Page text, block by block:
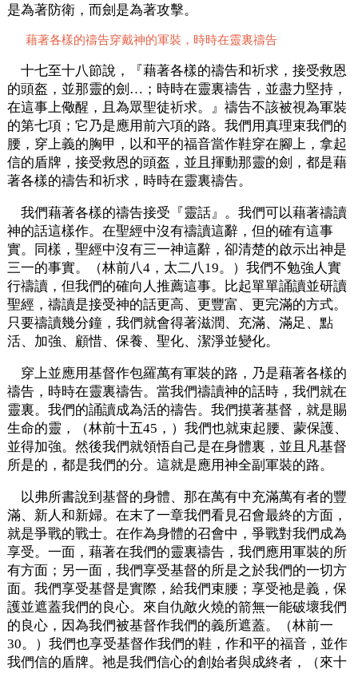
是為著防衛，而劍是為著攻擊。
藉著各樣的禱告穿戴神的軍裝，時時在靈裏禱告
十七至十八節說，『藉著各樣的禱告和祈求，接受救恩
的頭盔，並那靈的劍…；時時在靈裏禱告，並盡力堅持，
在這事上儆醒，且為眾聖徒祈求。』禱告不該被視為軍裝
的第七項；它乃是應用前六項的路。我們用真理束我們的
腰，穿上義的胸甲，以和平的福音當作鞋穿在腳上，拿起
信的盾牌，接受救恩的頭盔，並且揮動那靈的劍，都是藉
著各樣的禱告和祈求，時時在靈裏禱告。
我們藉著各樣的禱告接受『靈話』。我們可以藉著禱讀
神的話這樣作。在聖經中沒有禱讀這辭，但的確有這事
實。同樣，聖經中沒有三一神這辭，卻清楚的啟示出神是
三一的事實。（林前八4，太二八19。）我們不勉強人實
行禱讀，但我們的確向人推薦這事。比起單單誦讀並研讀
聖經，禱讀是接受神的話更高、更豐富、更完滿的方式。
只要禱讀幾分鐘，我們就會得著滋潤、充滿、滿足、點
活、加強、顧惜、保養、聖化、潔淨並變化。
穿上並應用基督作包羅萬有軍裝的路，乃是藉著各樣的
禱告，時時在靈裏禱告。當我們禱讀神的話時，我們就在
靈裏。我們的誦讀成為活的禱告。我們摸著基督，就是賜
生命的靈，（林前十五45，）我們也就束起腰、蒙保護、
並得加強。然後我們就領悟自己是在身體裏，並且凡基督
所是的，都是我們的分。這就是應用神全副軍裝的路。
以弗所書說到基督的身體、那在萬有中充滿萬有者的豐
滿、新人和新婦。在末了一章我們看見召會最終的方面，
就是爭戰的戰士。在作為身體的召會中，爭戰對我們成為
享受。一面，藉著在我們的靈裏禱告，我們應用軍裝的所
有方面；另一面，我們享受基督的所是之於我們的一切方
面。我們享受基督是實際，給我們束腰；享受祂是義，保
護並遮蓋我們的良心。來自仇敵火燒的箭無一能破壞我們
的良心，因為我們被基督作我們的義所遮蓋。（林前一
30。）我們也享受基督作我們的鞋，作和平的福音，並作
我們信的盾牌。祂是我們信心的創始者與成終者，（來十